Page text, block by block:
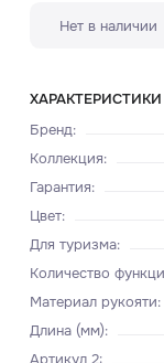
Нет в наличии
ХАРАКТЕРИСТИКИ
Бренд:
Коллекция:
Гарантия:
Цвет:
Для туризма:
Количество
Материал рукояти:
Длина (мм):
Артикул 2: